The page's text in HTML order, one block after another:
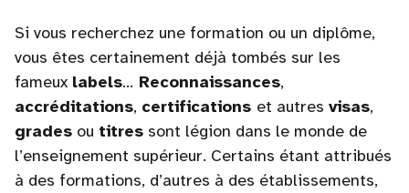
Si vous recherchez une formation ou un diplôme,
vous êtes certainement déjà tombés sur les
fameux labels… Reconnaissances,
accréditations, certifications et autres visas,
grades ou titres sont légion dans le monde de
l’enseignement supérieur. Certains étant attribués
à des formations, d’autres à des établissements,